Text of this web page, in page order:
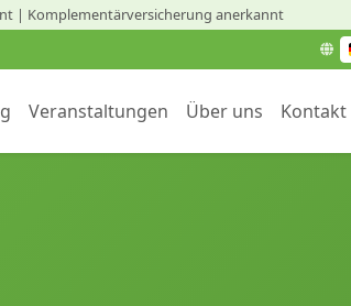
| Komplementärversicherung anerkannt
Veranstaltungen Über uns Kontakt